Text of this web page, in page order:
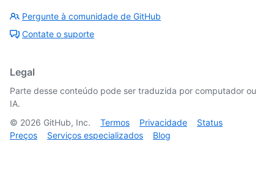
Pergunte à comunidade de GitHub
Contate o suporte
Legal
Parte desse conteúdo pode ser traduzida por computador ou
IA.
© 2026 GitHub, Inc. Termos Privacidade
Status
Preços
Serviços especializados Blog